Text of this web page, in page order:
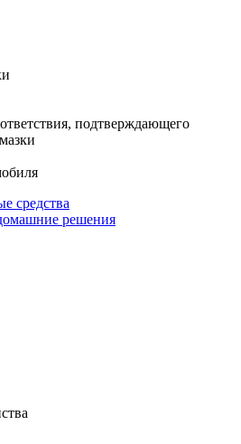
подтверждающего
средства
решения